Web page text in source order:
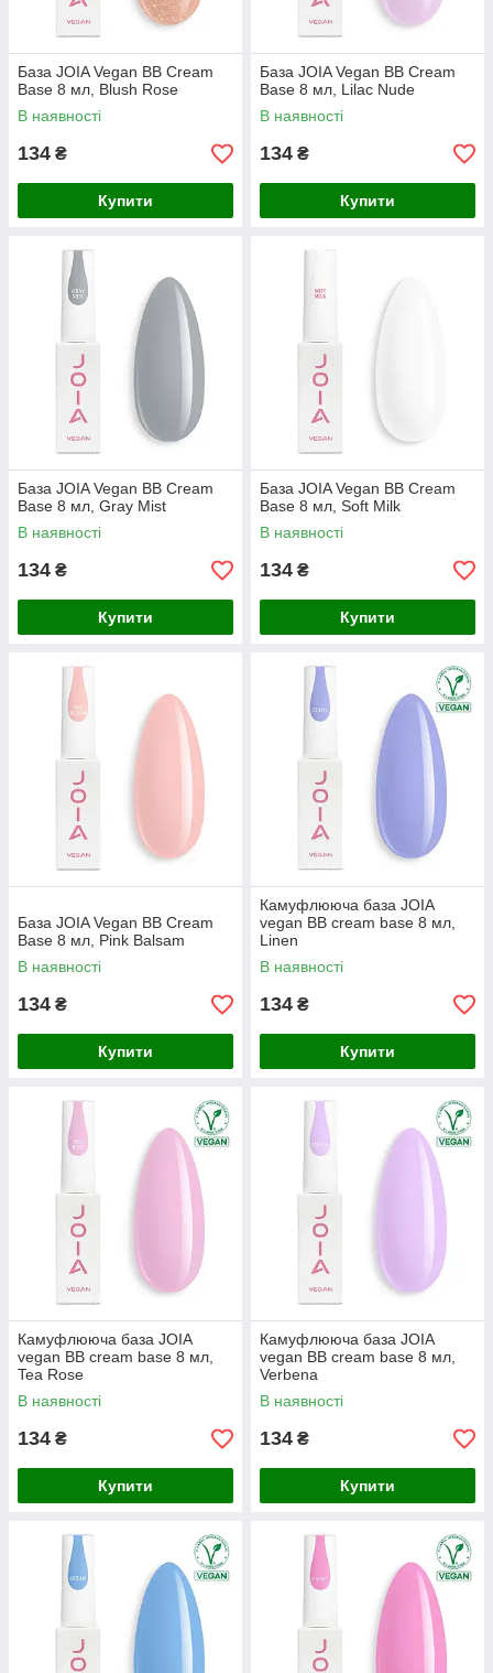
База JOIA Vegan BB Cream
Base 8 мл, Blush Rose
В наявності
134 ₴
Купити
База JOIA Vegan BB Cream
Base 8 мл, Lilac Nude
В наявності
134 ₴
Купити
База JOIA Vegan BB Cream
Base 8 мл, Gray Mist
В наявності
134 ₴
Купити
База JOIA Vegan BB Cream
Base 8 мл, Soft Milk
В наявності
134 ₴
Купити
База JOIA Vegan BB Cream
Base 8 мл, Pink Balsam
В наявності
134 ₴
Купити
Камуфлююча база JOIA
vegan BB cream base 8 мл,
Linen
В наявності
134 ₴
Купити
Камуфлююча база JOIA
vegan BB cream base 8 мл,
Tea Rose
В наявності
134 ₴
Купити
Камуфлююча база JOIA
vegan BB cream base 8 мл,
Verbena
В наявності
134 ₴
Купити